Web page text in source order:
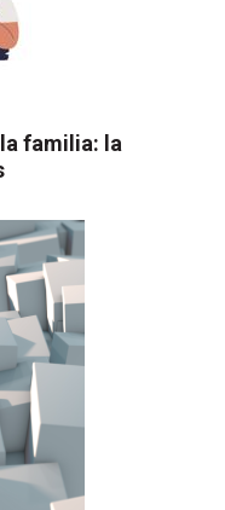
familia: la